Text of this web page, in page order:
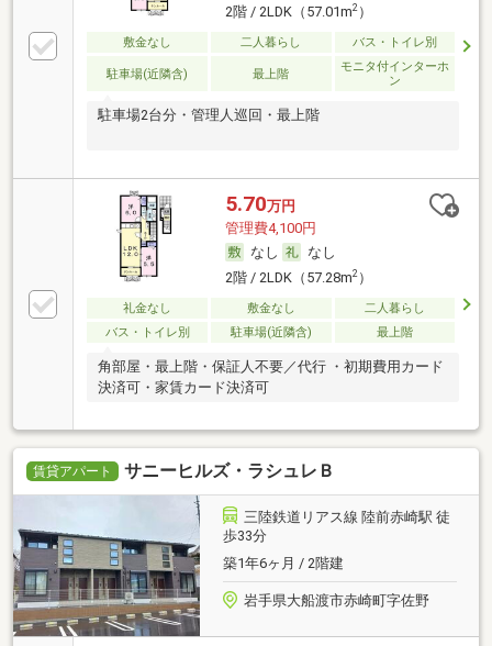
2階 / 2LDK（57.01m2）
敷金なし 二人暮らし バス・トイレ別
駐車場(近隣含) 最上階
モニタ付インターホ
ン
駐車場2台分・管理人巡回・最上階
5.70万円
管理費4,100円
なし
なし
2階 / 2LDK（57.28m2）
礼金なし 敷金なし
二人暮らし
バス・トイレ別
駐車場(近隣含) 最上階
角部屋・最上階・保証人不要／代行 ・初期費用カード
決済可・家賃カード決済可
賃貸アパート サニーヒルズ・ラシュレＢ
三陸鉄道リアス線 陸前赤崎駅 徒
歩33分
築1年6ヶ月 / 2階建
岩手県大船渡市赤崎町字佐野